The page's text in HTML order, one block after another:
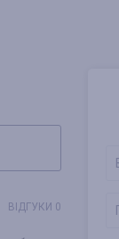
ВІДГУКИ 0